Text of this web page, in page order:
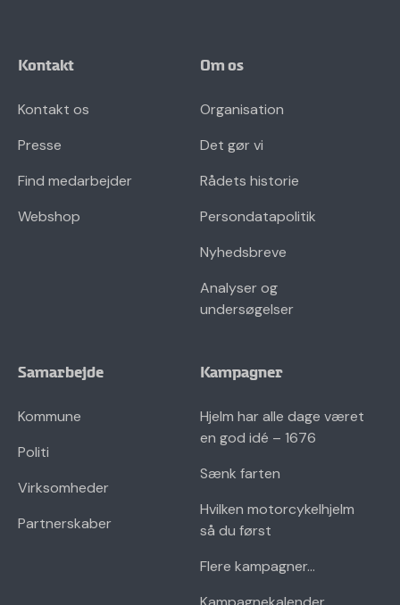
Kontakt
Kontakt os
Presse
Find medarbejder
Webshop
Om os
Organisation
Det gør vi
Rådets historie
Persondatapolitik
Nyhedsbreve
Analyser og
undersøgelser
Samarbejde
Kommune
Politi
Virksomheder
Partnerskaber
Kampagner
Hjelm har alle dage været
en god idé – 1676
Sænk farten
Hvilken motorcykelhjelm
så du først
Flere kampagner...